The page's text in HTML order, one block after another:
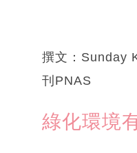
撰文：Sunday
刊PNAS
綠化環境